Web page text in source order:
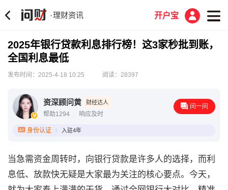
·理财资讯 开户宝
2025年银行贷款利息排行榜！这3家秒批到账，
全国利息最低
发布时间：2025-4-18 10:25 阅读：28397
资深顾问黄 财经达人
帮助1294 响应及时
问一问
身份认证 入驻4年
当急需资金周转时，向银行贷款是许多人的选择，而利
息低、放款快无疑是大家最为关注的核心要点。今天，